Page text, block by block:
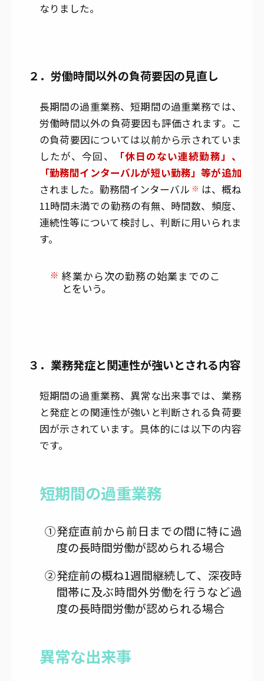
なりました。
２．労働時間以外の負荷要因の見直し
長期間の過重業務、短期間の過重業務では、
労働時間以外の負荷要因も評価されます。こ
の負荷要因については以前から示されていま
したが、今回、
「休日のない連続勤務」、
「勤務間インターバルが短い勤務」等が追加
されました。勤務間インターバル ※ は、概ね
11時間未満での勤務の有無、時間数、頻度、
連続性等について検討し、判断に用いられま
す。
※ 終業から次の勤務の始業までのこ
とをいう。
３．業務発症と関連性が強いとされる内容
短期間の過重業務、異常な出来事では、業務
と発症との関連性が強いと判断される負荷要
因が示されています。具体的には以下の内容
です。
短期間の過重業務
①発症直前から前日までの間に特に過
度の長時間労働が認められる場合
②発症前の概ね1週間継続して、深夜時
間帯に及ぶ時間外労働を行うなど過
度の長時間労働が認められる場合
異常な出来事